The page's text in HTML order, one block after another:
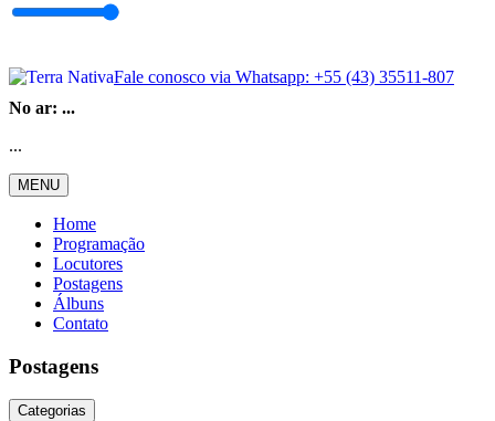
Fale conosco via Whatsapp: +55 (43) 35511-807
No ar: ...
...
MENU
Home
Programação
Locutores
Postagens
Álbuns
Contato
Postagens
Categorias